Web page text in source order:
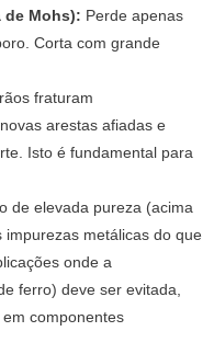
de Mohs): Perde apenas
Corta com grande
fraturam
arestas afiadas e
Isto é fundamental para
de elevada pureza (acima
impurezas metálicas do que
onde a
ferro) deve ser evitada,
componentes